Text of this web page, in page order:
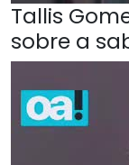
Tallis
sobre a